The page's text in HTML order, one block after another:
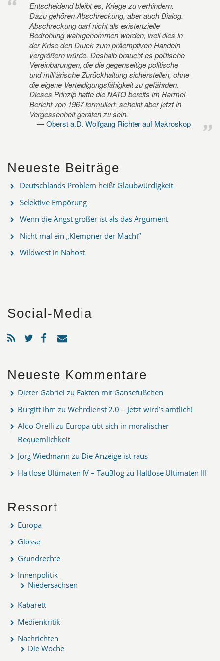
Entscheidend bleibt es, Kriege zu verhindern.
Dazu gehören Abschreckung, aber auch Dialog.
Abschreckung darf nicht als existenzielle
Bedrohung wahrgenommen werden, weil dies in
der Krise den Druck zum präemptiven Handeln
vergrößern würde. Deshalb braucht es politische
Vereinbarungen, die die gegenseitige politische
und militärische Zurückhaltung sicherstellen, ohne
die eigene Verteidigungsfähigkeit zu gefährden.
Dieses Prinzip hatte die NATO bereits im Harmel-
Bericht von 1967 formuliert, scheint aber jetzt in
Vergessenheit geraten zu sein.
Oberst a.D. Wolfgang Richter auf Makroskop
Neueste Beiträge
Deutschlands Problem heißt Glaubwürdigkeit
Selektive Empörung
Wenn die Angst größer ist als das Argument
Nicht mal ein „Klempner der Macht“
Wildwest in Nahost
Social-Media
Neueste Kommentare
Dieter Gabriel zu Fakten mit Gänsefüßchen
Burgitt Ihm zu Wehrdienst 2.0 – Jetzt wird’s amtlich!
Aldo Orelli zu Europa übt sich in moralischer
Bequemlichkeit
Jörg Wiedmann zu Die Anzeige ist raus
Haltlose Ultimaten IV – TauBlog zu Haltlose Ultimaten III
Ressort
Europa
Glosse
Grundrechte
Innenpolitik
Niedersachsen
Kabarett
Medienkritik
Nachrichten
Die Woche